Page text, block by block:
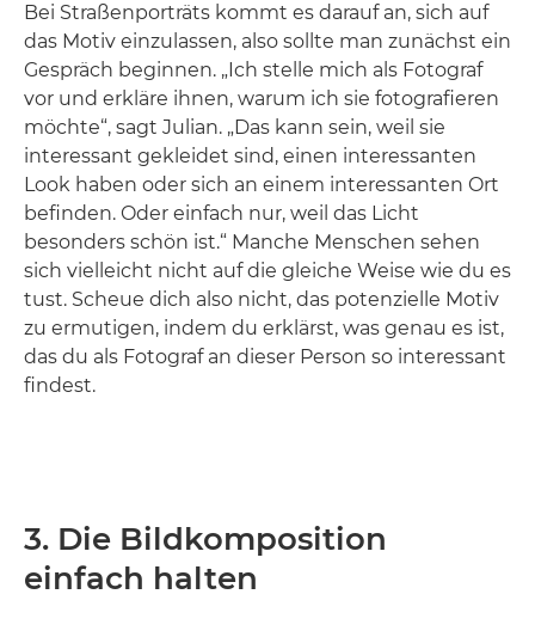
Bei Straßenporträts kommt es darauf an, sich auf
das Motiv einzulassen, also sollte man zunächst ein
Gespräch beginnen. „Ich stelle mich als Fotograf
vor und erkläre ihnen, warum ich sie fotografieren
möchte“, sagt Julian. „Das kann sein, weil sie
interessant gekleidet sind, einen interessanten
Look haben oder sich an einem interessanten Ort
befinden. Oder einfach nur, weil das Licht
besonders schön ist.“ Manche Menschen sehen
sich vielleicht nicht auf die gleiche Weise wie du es
tust. Scheue dich also nicht, das potenzielle Motiv
zu ermutigen, indem du erklärst, was genau es ist,
das du als Fotograf an dieser Person so interessant
findest.
3. Die Bildkomposition
einfach halten